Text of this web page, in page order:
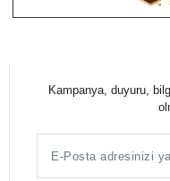
Kampanya, duyuru,